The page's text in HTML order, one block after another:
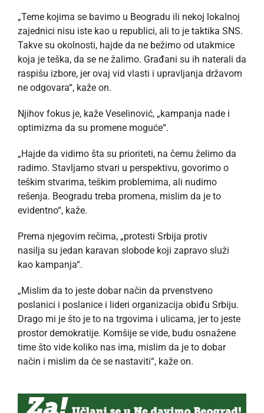
„Teme kojima se bavimo u Beogradu ili nekoj lokalnoj
zajednici nisu iste kao u republici, ali to je taktika SNS.
Takve su okolnosti, hajde da ne bežimo od utakmice
koja je teška, da se ne žalimo. Građani su ih naterali da
raspišu izbore, jer ovaj vid vlasti i upravljanja državom
ne odgovara“, kaže on.
Njihov fokus je, kaže Veselinović, „kampanja nade i
optimizma da su promene moguće“.
„Hajde da vidimo šta su prioriteti, na čemu želimo da
radimo. Stavljamo stvari u perspektivu, govorimo o
teškim stvarima, teškim problemima, ali nudimo
rešenja. Beogradu treba promena, mislim da je to
evidentno“, kaže.
Prema njegovim rečima, „protesti Srbija protiv
nasilja su jedan karavan slobode koji zapravo služi
kao kampanja“.
„Mislim da to jeste dobar način da prvenstveno
poslanici i poslanice i lideri organizacija obiđu Srbiju.
Drago mi je što je to na trgovima i ulicama, jer to jeste
prostor demokratije. Komšije se vide, budu osnažene
time što vide koliko nas ima, mislim da je to dobar
način i mislim da će se nastaviti“, kaže on.